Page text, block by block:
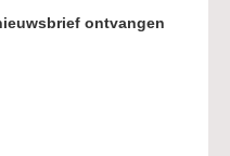
ontvangen